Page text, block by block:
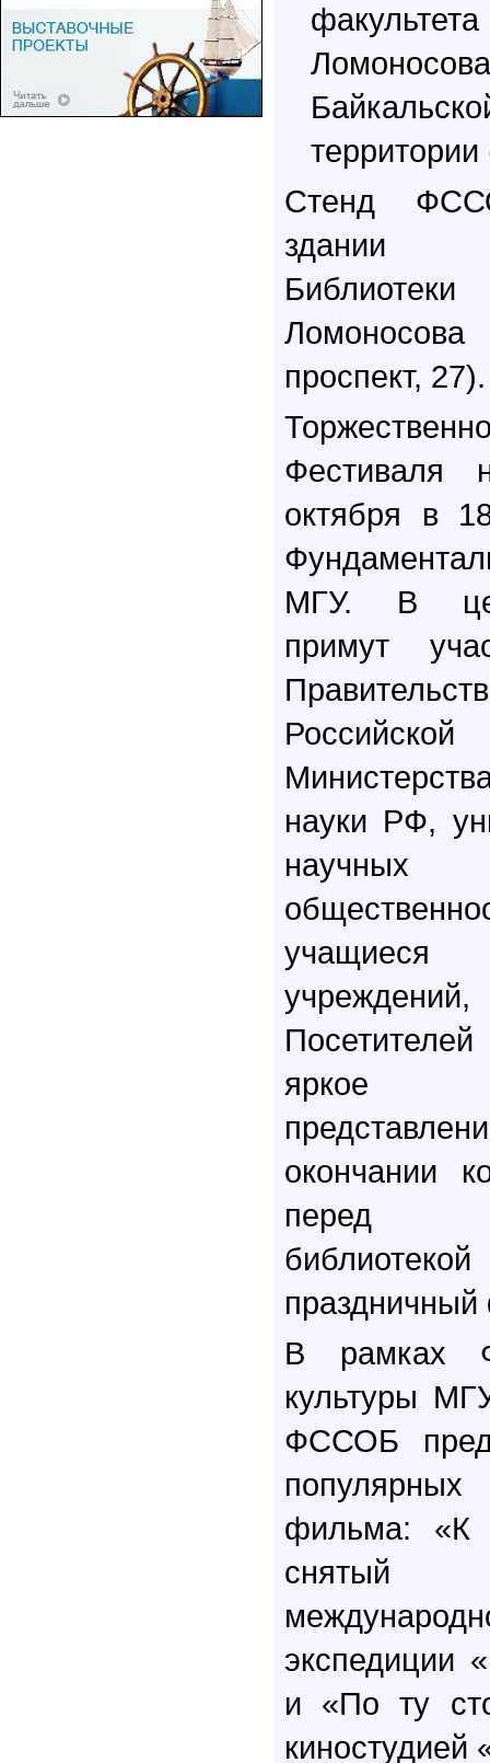
Стенд
здании
проспект, 27).
Фестиваля
октября в
МГУ. В
примут
науки РФ,
учащиеся
яркое
окончании
перед
В рамках
культуры
ФССОБ
фильма: «К
снятый
экспедиции
и «По ту